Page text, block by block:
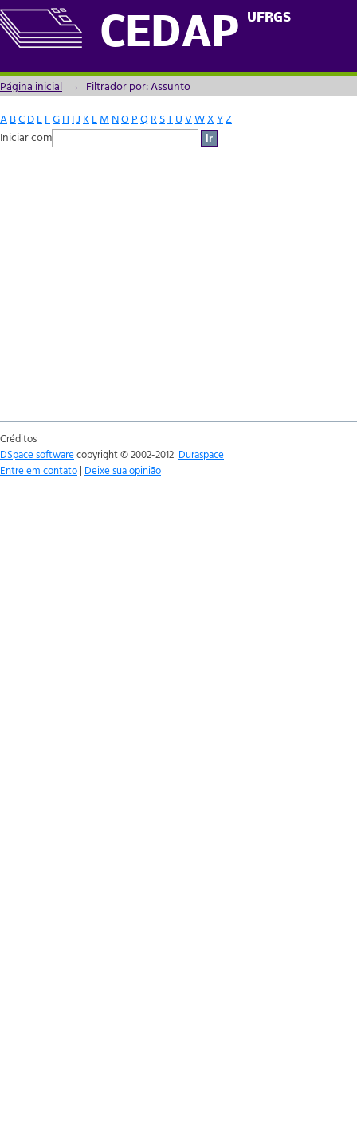
CEDAP UFRGS
Filtrador por: Assunto
Página inicial → Filtrador por: Assunto
ABCDEFGH IJ KLM NOPQRSTUVWXYZ
Iniciar com
Créditos
DSpace softwarecopyright © 2002-2012 Duraspace
Entre em contato | Deixe sua opinião